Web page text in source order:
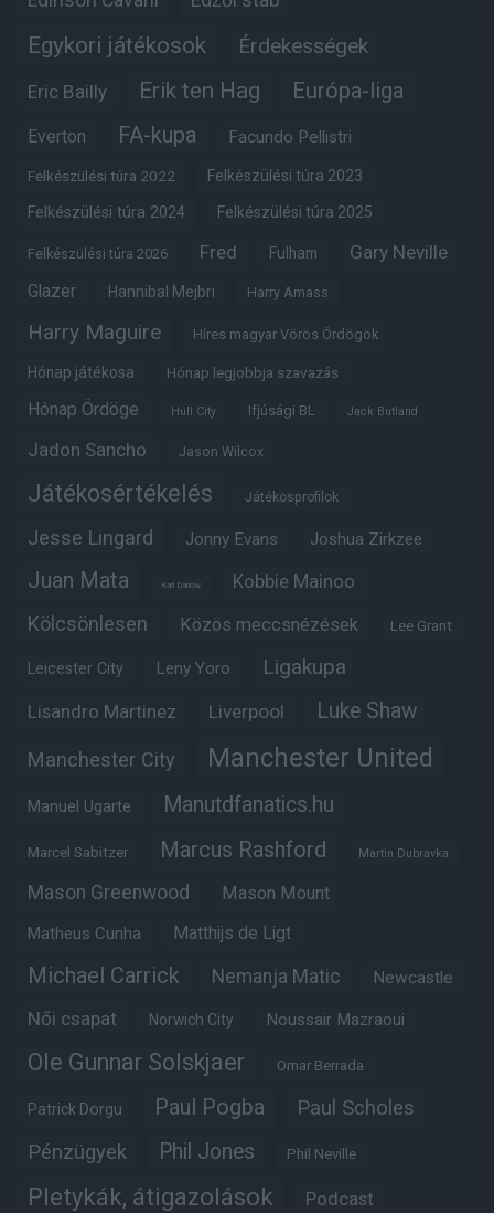
Egykori játékosok Érdekességek
Eric Bailly Erik ten Hag Európa-liga
Everton FA-kupa Facundo Pellistri
Felkészülési túra 2022 Felkészülési túra 2023
Felkészülési túra 2024 Felkészülési túra 2025
Felkészülési túra 2026 Fred Fulham Gary Neville
Glazer Hannibal Mejbri Harry Amass
Harry Maguire Híres magyar Vörös Ördögök
Hónap játékosa Hónap legjobbja szavazás
Hónap Ördöge Hull City Ifjúsági BL Jack Butland
Jadon Sancho Jason Wilcox
Játékosértékelés Játékosprofilok
Jesse Lingard Jonny Evans Joshua Zirkzee
Juan Mata Karl Darlow Kobbie Mainoo
Kölcsönlesen Közös meccsnézések Lee Grant
Leicester City Leny Yoro Ligakupa
Lisandro Martinez Liverpool Luke Shaw
Manchester City Manchester United
Manuel Ugarte Manutdfanatics.hu
Marcel Sabitzer Marcus Rashford Martin Dubravka
Mason Greenwood Mason Mount
Matheus Cunha Matthijs de Ligt
Michael Carrick Nemanja Matic Newcastle
Női csapat Norwich City Noussair Mazraoui
Ole Gunnar Solskjaer Omar Berrada
Patrick Dorgu Paul Pogba Paul Scholes
Pénzügyek Phil Jones Phil Neville
Pletykák, átigazolások Podcast